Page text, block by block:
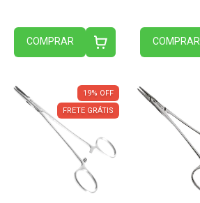
COMPRAR COMPRAR
19% OFF
FRETE GRÁTIS